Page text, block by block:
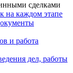
сделками
на каждом этапе
и работа
дел, работы